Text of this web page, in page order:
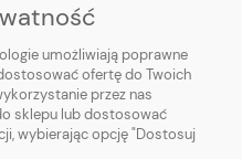
umożliwiają poprawne
ofertę do Twoich
przez nas
sklepu lub dostosować
wybierając opcję "Dostosuj